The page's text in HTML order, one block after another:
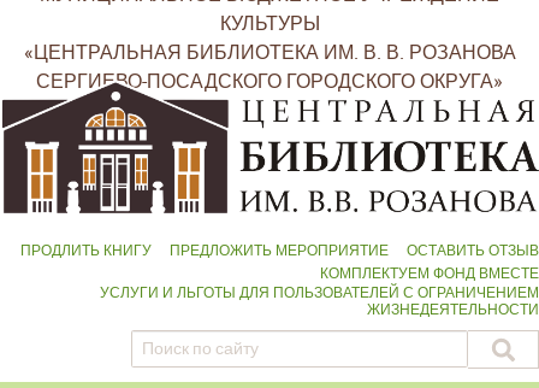
КУЛЬТУРЫ
«ЦЕНТРАЛЬНАЯ БИБЛИОТЕКА ИМ. В. В. РОЗАНОВА
СЕРГИЕВО-ПОСАДСКОГО ГОРОДСКОГО ОКРУГА»
ПРОДЛИТЬ КНИГУ ПРЕДЛОЖИТЬ МЕРОПРИЯТИЕ
ОСТАВИТЬ ОТЗЫВ
КОМПЛЕКТУЕМ ФОНД ВМЕСТЕ
УСЛУГИ И ЛЬГОТЫ ДЛЯ ПОЛЬЗОВАТЕЛЕЙ С ОГРАНИЧЕНИЕМ
ЖИЗНЕДЕЯТЕЛЬНОСТИ